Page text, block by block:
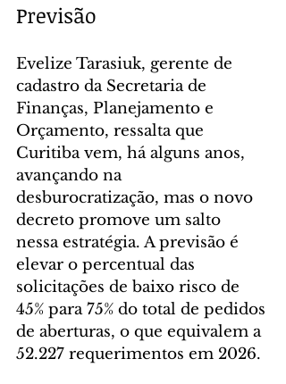
Previsão
Evelize Tarasiuk, gerente de
cadastro da Secretaria de
Finanças, Planejamento e
Orçamento, ressalta que
Curitiba vem, há alguns anos,
avançando na
desburocratização, mas o novo
decreto promove um salto
nessa estratégia. A previsão é
elevar o percentual das
solicitações de baixo risco de
45% para 75% do total de pedidos
de aberturas, o que equivalem a
52.227 requerimentos em 2026.